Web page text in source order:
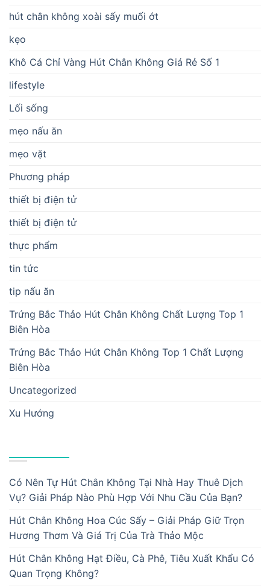
hút chân không xoài sấy muối ớt
kẹo
Khô Cá Chỉ Vàng Hút Chân Không Giá Rẻ Số 1
lifestyle
Lối sống
mẹo nấu ăn
mẹo vặt
Phương pháp
thiết bị điện tử
thiết bị điện tử
thực phẩm
tin tức
tip nấu ăn
Trứng Bắc Thảo Hút Chân Không Chất Lượng Top 1
Biên Hòa
Trứng Bắc Thảo Hút Chân Không Top 1 Chất Lượng
Biên Hòa
Uncategorized
Xu Hướng
Có Nên Tự Hút Chân Không Tại Nhà Hay Thuê Dịch
Vụ? Giải Pháp Nào Phù Hợp Với Nhu Cầu Của Bạn?
Hút Chân Không Hoa Cúc Sấy – Giải Pháp Giữ Trọn
Hương Thơm Và Giá Trị Của Trà Thảo Mộc
Hút Chân Không Hạt Điều, Cà Phê, Tiêu Xuất Khẩu Có
Quan Trọng Không?